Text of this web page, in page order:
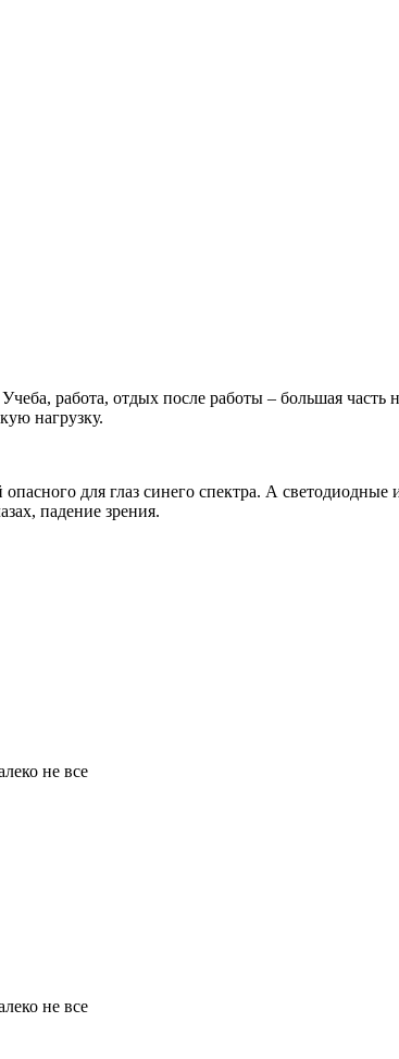
работа, отдых после работы – большая
нагрузку.
для глаз синего спектра. А
падение зрения.
не все
не все